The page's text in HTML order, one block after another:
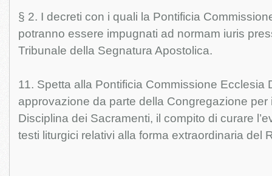
§ 2. I decreti con i quali la Pontificia
potranno essere impugnati ad normam iuris
Tribunale della Segnatura Apostolica.
11. Spetta alla Pontificia Commissione Ecclesia
approvazione da parte della Congregazione per
Disciplina dei Sacramenti, il compito di curare
testi liturgici relativi alla forma extraordinaria del